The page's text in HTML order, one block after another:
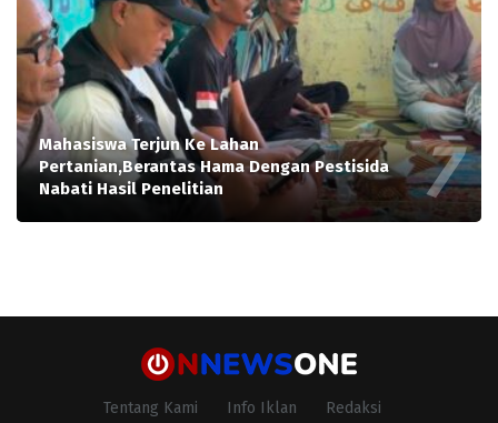
Mahasiswa Terjun Ke Lahan
Pertanian,Berantas Hama Dengan Pestisida
Nabati Hasil Penelitian
Tentang Kami Info Iklan Redaksi